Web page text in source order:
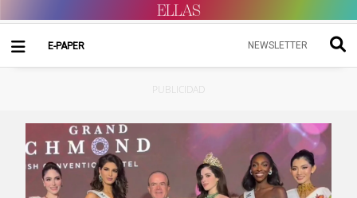
E-PAPER NEWSLETTER
PUBLICIDAD